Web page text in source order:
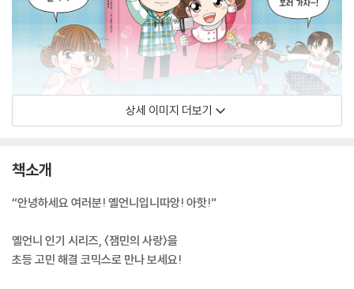
상세 이미지 더보기
책소개
“안녕하세요 여러분! 옐언니입니따앙! 아핫!”
옐언니 인기 시리즈, 〈잼민의 사랑〉을
초등 고민 해결 코믹스로 만나 보세요!